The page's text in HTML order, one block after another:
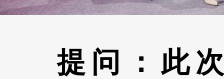
提问：此次